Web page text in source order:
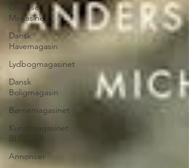
Odense
Magasinet
Dansk
Havemagasin
Lydbogmagasinet
Dansk
Boligmagasin
Børnemagasinet
Kunstmagasinet
BLENDER
Annoncer